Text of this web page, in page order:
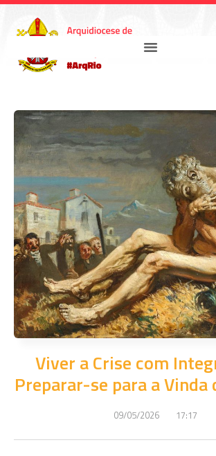
Viver a Crise com
Preparar-se para a
09/05/2026 17:17